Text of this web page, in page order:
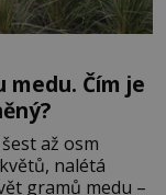
medu. Čím je
až osm
nalétá
gramů medu –